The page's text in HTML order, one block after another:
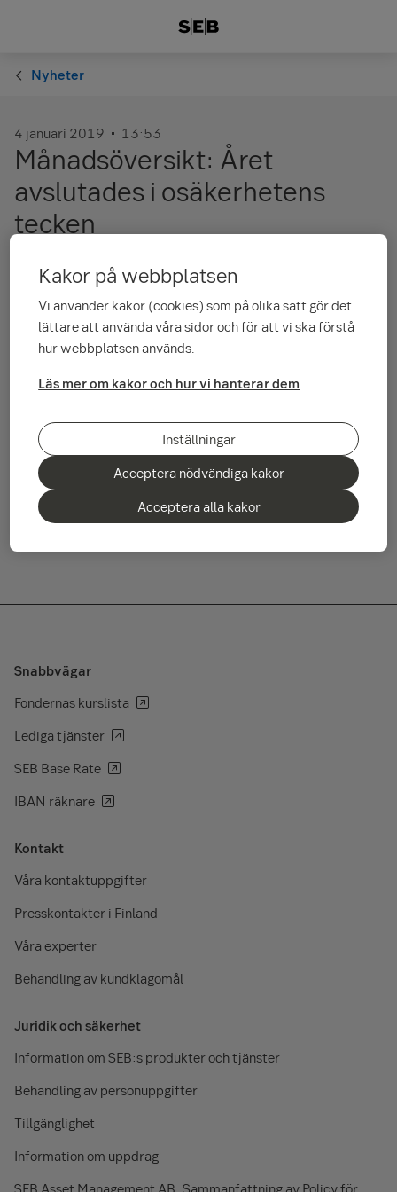
Nyheter
4 januari 2019 13:53
Månadsöversikt: Året
avslutades i osäkerhetens
tecken
Under årets sista veckor ledde ett flertal osäkerhetsfaktorer
ekonomiska statistiken inte indikerat dramatiska förändringar
mot det sämre. Trycket på placeringsmarknaderna baserar
sig på rädslan att speciellt den politiska osäkerheten gradvis
småningom leder till en kraftigare inbromsning av den
Som helhet blev avkastningen på placeringsmarknaderna
negativ för år 2018. Endast statsobligationerna avkastade
svagt positivt.
Läs månadsöversikten här
Snabbvägar
Fondernas kurslista
Lediga tjänster
SEB Base Rate
IBAN räknare
Kontakt
Våra kontaktuppgifter
Presskontakter i Finland
Våra experter
Behandling av kundklagomål
Juridik och säkerhet
Information om SEB:s produkter och tjänster
Behandling av personuppgifter
Tillgänglighet
Information om uppdrag
SEB Asset Management AB: Sammanfattning av Policy för
Kakor på webbplatsen
Vi använder kakor (cookies) som på olika sätt gör det
lättare att använda våra sidor och för att vi ska förstå
hur webbplatsen används.
Läs mer om kakor och hur vi hanterar dem
Inställningar
Acceptera nödvändiga kakor
Acceptera alla kakor